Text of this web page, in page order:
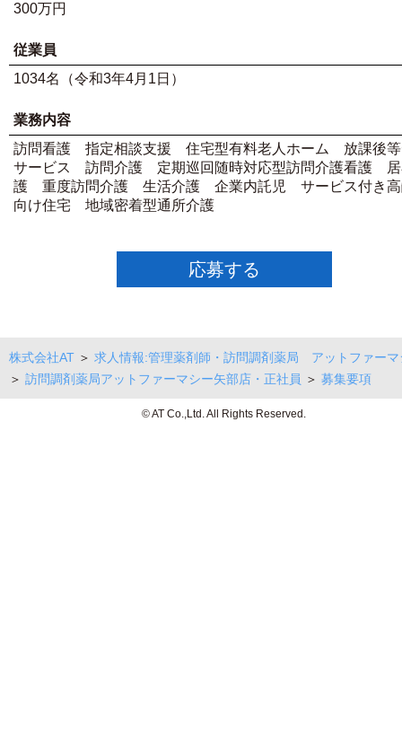
300万円
従業員
1034名（令和3年4月1日）
業務内容
訪問看護 指定相談支援 住宅型有料老人ホーム 放課後等
サービス 訪問介護 定期巡回随時対応型訪問介護看護 居
護 重度訪問介護 生活介護 企業内託児 サービス付き高
向け住宅 地域密着型通所介護
応募する
株式会社AT ＞ 求人情報:管理薬剤師・訪問調剤薬局 アットファーマ
＞ 訪問調剤薬局アットファーマシー矢部店・正社員 ＞ 募集要項
© AT Co.,Ltd. All Rights Reserved.